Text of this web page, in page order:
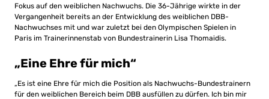
Fokus auf den weiblichen Nachwuchs. Die 36-Jährige wirkte in der
Vergangenheit bereits an der Entwicklung des weiblichen DBB-
Nachwuchses mit und war zuletzt bei den Olympischen Spielen in
Paris im Trainerinnenstab von Bundestrainerin Lisa Thomaidis.
„Eine Ehre für mich“
„Es ist eine Ehre für mich die Position als Nachwuchs-Bundestrainern
für den weiblichen Bereich beim DBB ausfüllen zu dürfen. Ich bin mir